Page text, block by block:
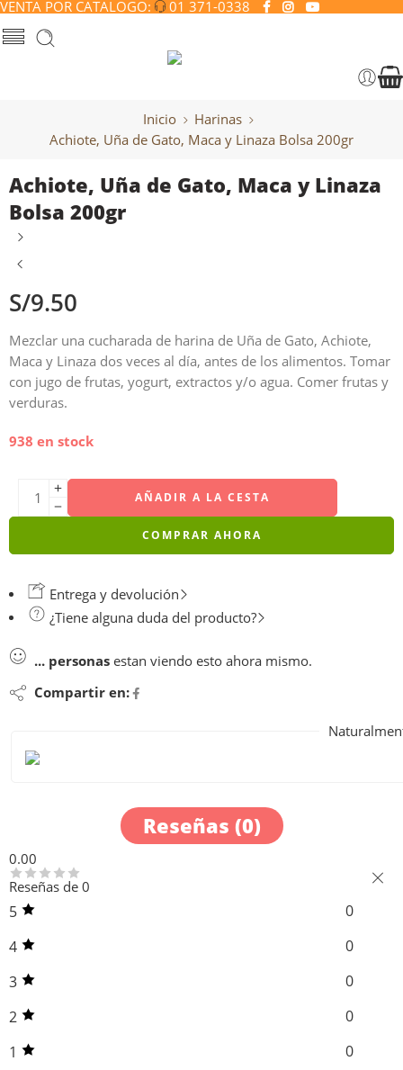
VENTA POR CATALOGO: 01 371-0338
Inicio
Harinas
Achiote, Uña de Gato, Maca y Linaza Bolsa 200gr
Achiote, Uña de Gato, Maca y Linaza
Bolsa 200gr
S/9.50
Mezclar una cucharada de harina de Uña de Gato, Achiote,
Maca y Linaza dos veces al día, antes de los alimentos. Tomar
con jugo de frutas, yogurt, extractos y/o agua. Comer frutas y
verduras.
938 en stock
AÑADIR A LA CESTA
COMPRAR AHORA
Entrega y devolución
¿Tiene alguna duda del producto?
... personas estan viendo esto ahora mismo.
Compartir en:
Reseñas (0)
0.00
Reseñas de 0
5
0
4
0
3
0
2
0
1
0